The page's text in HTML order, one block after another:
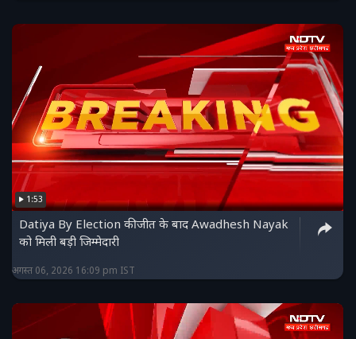
1:53
Datiya By Election की जीत के बाद Awadhesh Nayak
को मिली बड़ी जिम्मेदारी
अगस्त 06, 2026 16:09 pm IST